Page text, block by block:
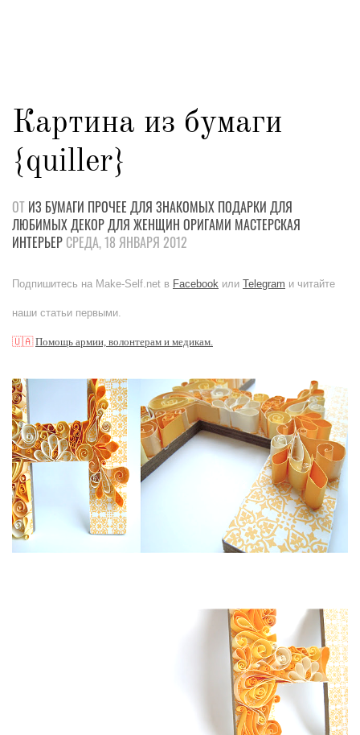
Картина из бумаги
{quiller}
ОТ ИЗ БУМАГИ ПРОЧЕЕ ДЛЯ ЗНАКОМЫХ ПОДАРКИ ДЛЯ
ЛЮБИМЫХДЕКОРДЛЯ ЖЕНЩИН ОРИГАМИ МАСТЕРСКАЯ
ИНТЕРЬЕР СРЕДА, 18 ЯНВАРЯ 2012
Подпишитесь на Make-Self.net в Facebook или Telegram и читайте
наши статьи первыми.
🇺🇦Помощь армии, волонтерам и медикам.